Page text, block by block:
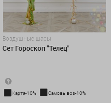
Воздушные шары
Сет Гороскоп "Телец"
Карта-10% Самовывоз-10%